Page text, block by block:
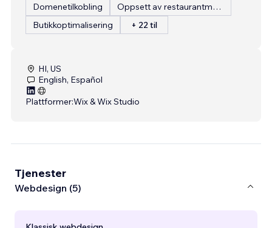
Domenetilkobling
Oppsett av restaurantmeny
Butikkoptimalisering
+ 22 til
HI, US
English, Español
Plattformer:Wix & Wix Studio
Tjenester
Webdesign (5)